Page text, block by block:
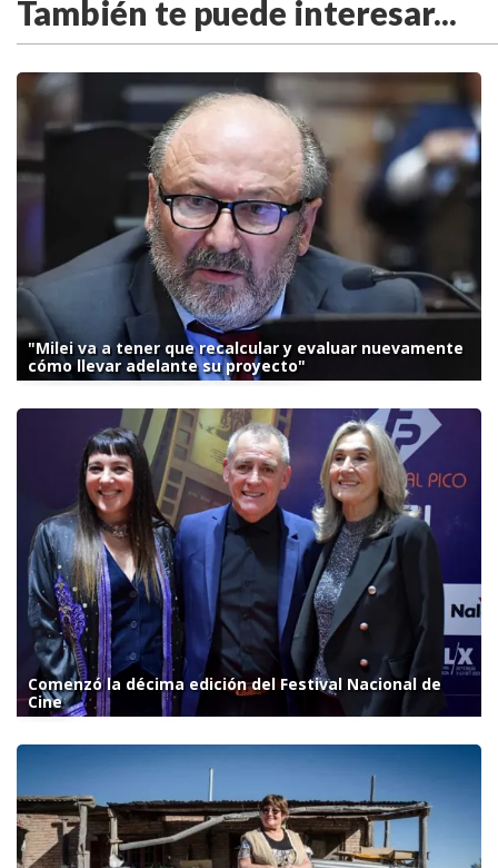
También te puede interesar...
"Milei va a tener que recalcular y evaluar nuevamente
cómo llevar adelante su proyecto"
Comenzó la décima edición del Festival Nacional de
Cine